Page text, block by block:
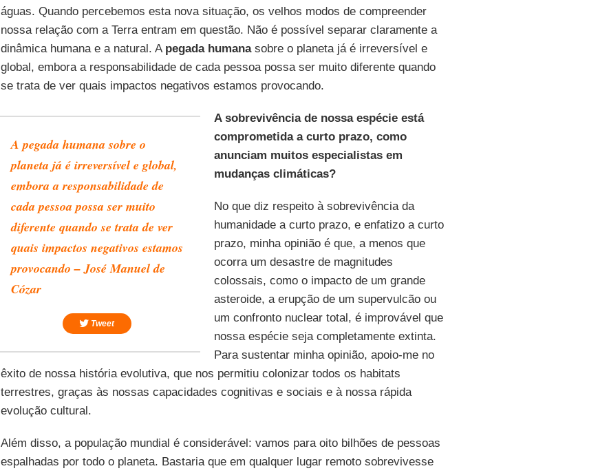
águas. Quando percebemos esta nova situação, os velhos modos de compreender
nossa relação com a Terra entram em questão. Não é possível separar claramente a
dinâmica humana e a natural. A pegada humanasobre o planeta já é irreversível e
global, embora a responsabilidade de cada pessoa possa ser muito diferente quando
se trata de ver quais impactos negativos estamos provocando.
A pegada humana sobre o
planeta já é irreversível e global,
embora a responsabilidade de
cada pessoa possa ser muito
diferente quando se trata de ver
quais impactos negativos estamos
provocando – José Manuel de
Cózar
Tweet
A sobrevivência de nossa espécie está
comprometida a curto prazo, como
anunciam muitos especialistas em
mudanças climáticas?
No que diz respeito à sobrevivência da
humanidade a curto prazo, e enfatizo a curto
prazo, minha opinião é que, a menos que
ocorra um desastre de magnitudes
colossais, como o impacto de um grande
asteroide, a erupção de um supervulcão ou
um confronto nuclear total, é improvável que
nossa espécie seja completamente extinta.
Para sustentar minha opinião, apoio-me no
êxito de nossa história evolutiva, que nos permitiu colonizar todos os habitats
terrestres, graças às nossas capacidades cognitivas e sociais e à nossa rápida
evolução cultural.
Além disso, a população mundial é considerável: vamos para oito bilhões de pessoas
espalhadas por todo o planeta. Bastaria que em qualquer lugar remoto sobrevivesse